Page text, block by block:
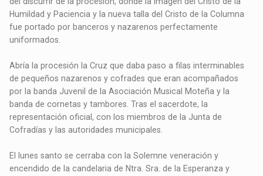
Humildad y Paciencia y la nueva talla del Cristo de la Columna
fue portado por banceros y nazarenos perfectamente
uniformados.
Abría la procesión la Cruz que daba paso a filas interminables
de pequeños nazarenos y cofrades que eran acompañados
por la banda Juvenil de la Asociación Musical Moteña y la
banda de cornetas y tambores. Tras el sacerdote, la
representación oficial, con los miembros de la Junta de
Cofradías y las autoridades municipales.
El lunes santo se cerraba con la Solemne veneración y
encendido de la candelaria de Ntra. Sra. de la Esperanza y